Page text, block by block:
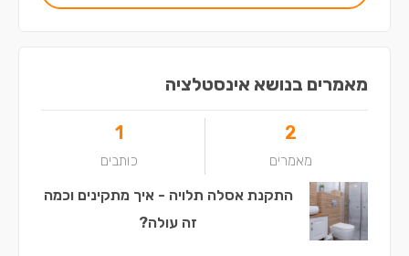
מאמרים בנושא אינסטלציה
2
מאמרים
1
כותבים
התקנת אסלה תלויה - איך מתקינים וכמה
זה עולה?